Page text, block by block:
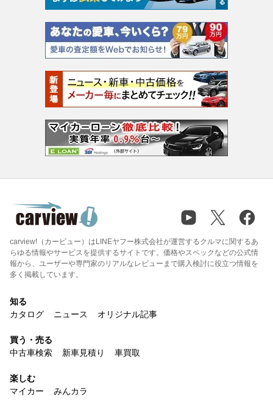
carview!（カービュー）はLINEヤフー株式会社が運営するクルマに関するあ
らゆる情報やサービスを提供するサイトです。価格やスペックなどの公式情
報から、ユーザーや専門家のリアルなレビューまで購入検討に役立つ情報を
多く掲載しています。
知る
カタログ
ニュース オリジナル記事
買う・売る
中古車検索
新車見積り 車買取
楽しむ
マイカー
みんカラ